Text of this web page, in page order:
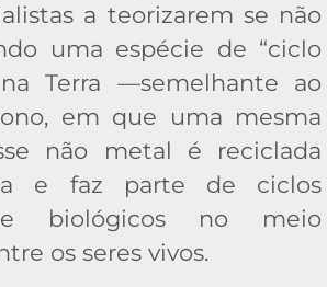
a teorizarem se não
uma espécie de “ciclo
Terra —semelhante ao
em que uma mesma
não metal é reciclada
e faz parte de ciclos
e biológicos no meio
os seres vivos.